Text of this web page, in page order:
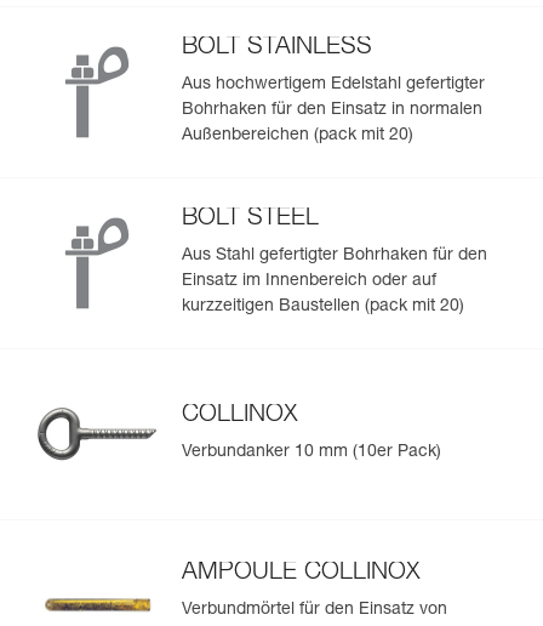
BOLT STAINLESS
Aus hochwertigem Edelstahl gefertigter
Bohrhaken für den Einsatz in normalen
Außenbereichen (pack mit 20)
BOLT STEEL
Aus Stahl gefertigter Bohrhaken für den
Einsatz im Innenbereich oder auf
kurzzeitigen Baustellen (pack mit 20)
COLLINOX
Verbundanker 10 mm (10er Pack)
AMPOULE COLLINOX
Verbundmörtel für den Einsatz von